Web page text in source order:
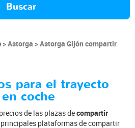
Buscar
Astorga
Astorga Gijón compartir
para el trayecto
coche
de las plazas decompartir
plataformas de compartir